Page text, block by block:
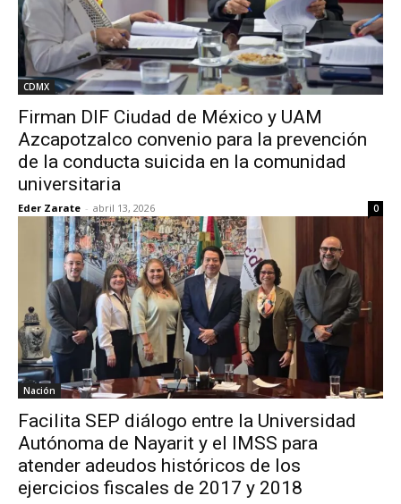
CDMX
Firman DIF Ciudad de México y UAM
Azcapotzalco convenio para la prevención
de la conducta suicida en la comunidad
universitaria
Eder Zarate - abril 13, 2026 0
Nación
Facilita SEP diálogo entre la Universidad
Autónoma de Nayarit y el IMSS para
atender adeudos históricos de los
ejercicios fiscales de 2017 y 2018